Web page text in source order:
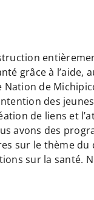
grâce à l’aide,
Nation de
des
de liens et
avons des
sur le thème
sur la santé.